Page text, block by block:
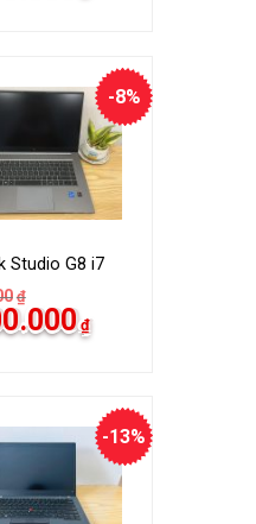
-8%
Studio G8 i7
₫
₫
-13%